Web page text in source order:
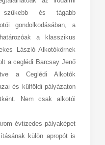
szűkebb és tágabb
gondolkodásában, a
a klasszikus
László Alkotókörnek
a ceglédi Barcsay Jenő
a Ceglédi Alkotók
és külföldi pályázaton
Nem csak alkotói
évtizedes pályaképet
külön apropót is